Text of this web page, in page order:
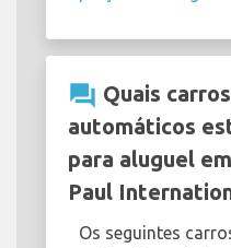
question_answer Quais
automáticos
para aluguel
Paul
Os seguintes